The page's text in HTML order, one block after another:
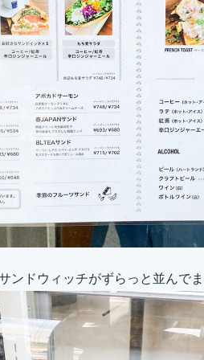
ンドウィッチがずらっと並んで